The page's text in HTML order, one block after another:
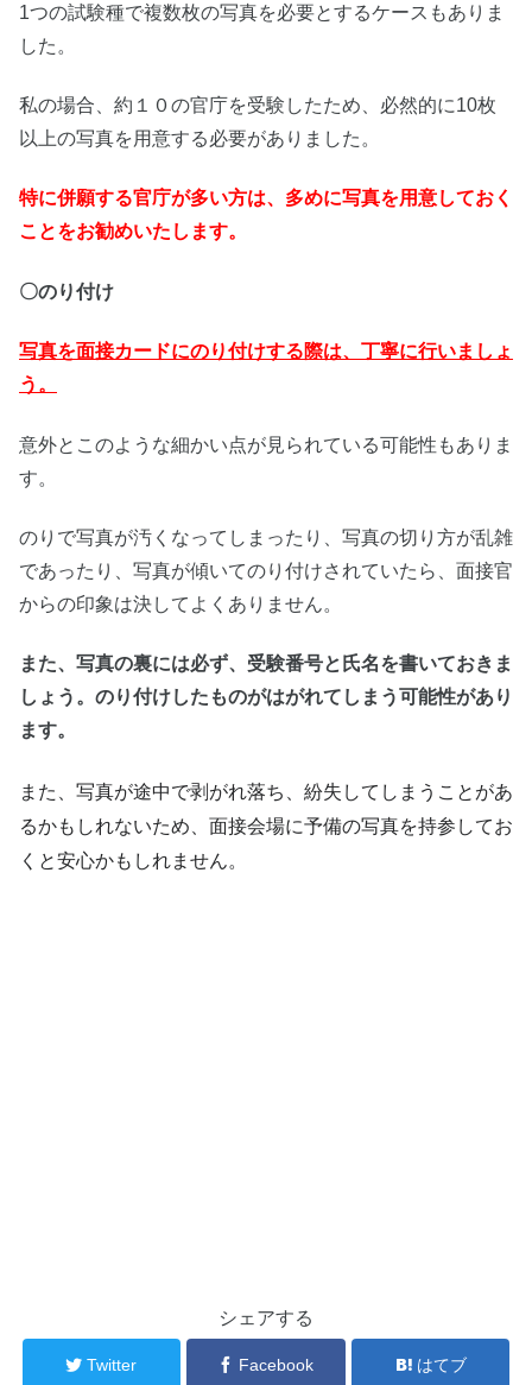
1つの試験種で複数枚の写真を必要とするケースもありま
した。
私の場合、約１０の官庁を受験したため、必然的に10枚
以上の写真を用意する必要がありました。
特に併願する官庁が多い方は、多めに写真を用意しておく
ことをお勧めいたします。
〇のり付け
写真を面接カードにのり付けする際は、丁寧に行いましょ
う。
意外とこのような細かい点が見られている可能性もありま
す。
のりで写真が汚くなってしまったり、写真の切り方が乱雑
であったり、写真が傾いてのり付けされていたら、面接官
からの印象は決してよくありません。
また、写真の裏には必ず、受験番号と氏名を書いておきま
しょう。のり付けしたものがはがれてしまう可能性があり
ます。
また、写真が途中で剥がれ落ち、紛失してしまうことがあ
るかもしれないため、面接会場に予備の写真を持参してお
くと安心かもしれません。
シェアする
Twitter Facebook はてブ